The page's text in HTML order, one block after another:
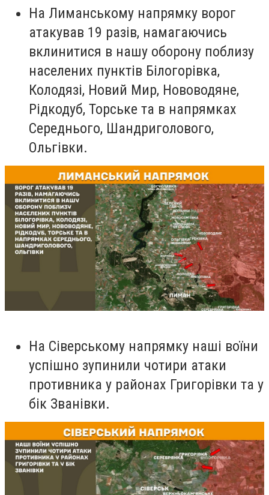
На Лиманському напрямку ворог
атакував 19 разів, намагаючись
вклинитися в нашу оборону поблизу
населених пунктів Білогорівка,
Колодязі, Новий Мир, Нововодяне,
Рідкодуб, Торське та в напрямках
Середнього, Шандриголового,
Ольгівки.
На Сіверському напрямку наші воїни
успішно зупинили чотири атаки
противника у районах Григорівки та у
бік Званівки.